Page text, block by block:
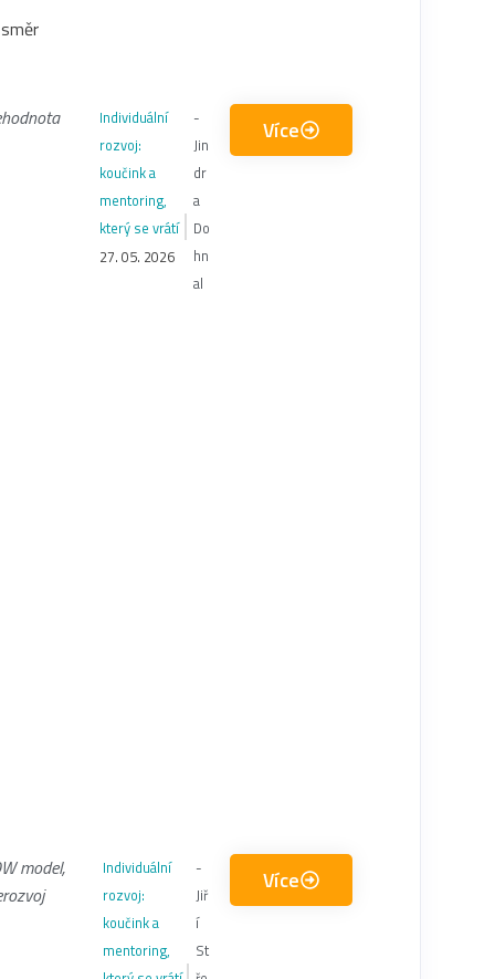
Individuální
rozvoj:
koučink a
mentoring,
který se vrátí
27. 05. 2026
-
Jin
dr
a
Do
hn
al
Více
model,
Individuální
rozvoj:
koučink a
mentoring,
-
Jiř
í
St
Více